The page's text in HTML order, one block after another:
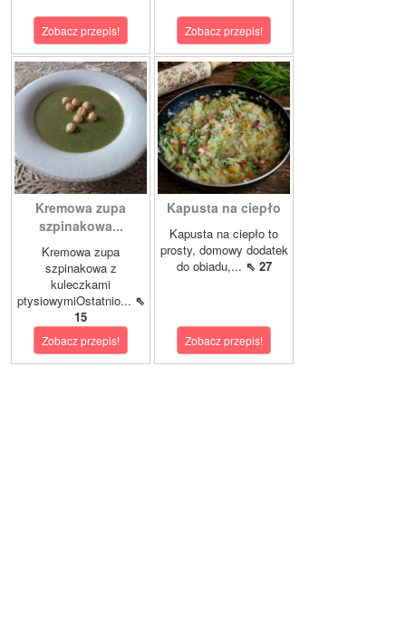
Zobacz przepis! Zobacz przepis!
Kremowa zupa
szpinakowa...
Kremowa zupa
szpinakowa z
kuleczkami
ptysiowymiOstatnio... ⇖
15
Zobacz przepis!
Kapusta na ciepło
Kapusta na ciepło to
prosty, domowy dodatek
do obiadu,... ⇖ 27
Zobacz przepis!